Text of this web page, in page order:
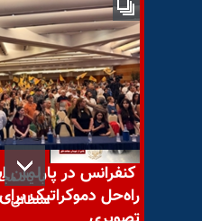
با یاد
بدری
با یاد
سلطانی
کنفرانس در پارلمان
راه‌حل دموکراتیک